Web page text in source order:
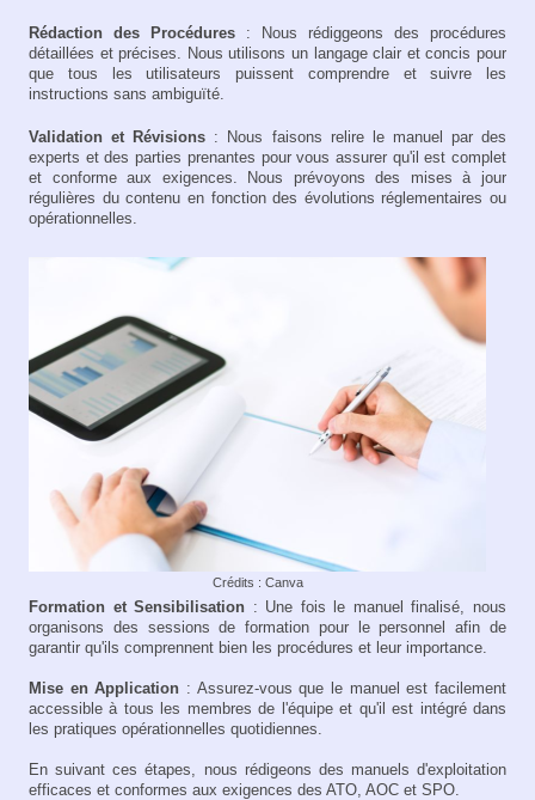
Rédaction des Procédures : Nous rédiggeons des procédures
détaillées et précises. Nous utilisons un langage clair et concis pour
que tous les utilisateurs puissent comprendre et suivre les
instructions sans ambiguïté.
Validation et Révisions : Nous faisons relire le manuel par des
experts et des parties prenantes pour vous assurer qu'il est complet
et conforme aux exigences. Nous prévoyons des mises à jour
régulières du contenu en fonction des évolutions réglementaires ou
opérationnelles.
Crédits : Canva
Formation et Sensibilisation : Une fois le manuel finalisé, nous
organisons des sessions de formation pour le personnel afin de
garantir qu'ils comprennent bien les procédures et leur importance.
Mise en Application : Assurez-vous que le manuel est facilement
accessible à tous les membres de l'équipe et qu'il est intégré dans
les pratiques opérationnelles quotidiennes.
En suivant ces étapes, nous rédigeons des manuels d'exploitation
efficaces et conformes aux exigences des ATO, AOC et SPO.